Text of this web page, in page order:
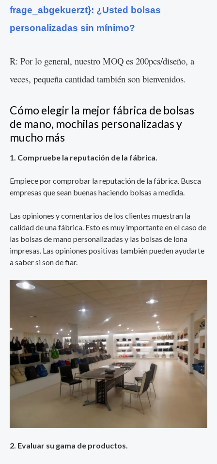
frage_abgekuerzt}: ¿Usted bolsas
personalizadas sin mínimo?
R: Por lo general, nuestro MOQ es 200pcs/diseño, a
veces, pequeña cantidad también son bienvenidos.
Cómo elegir la mejor fábrica de bolsas
de mano, mochilas personalizadas y
mucho más
1. Compruebe la reputación de la fábrica.
Empiece por comprobar la reputación de la fábrica. Busca
empresas que sean buenas haciendo bolsas a medida.
Las opiniones y comentarios de los clientes muestran la
calidad de una fábrica. Esto es muy importante en el caso de
las bolsas de mano personalizadas y las bolsas de lona
impresas. Las opiniones positivas también pueden ayudarte
a saber si son de fiar.
2. Evaluar su gama de productos.